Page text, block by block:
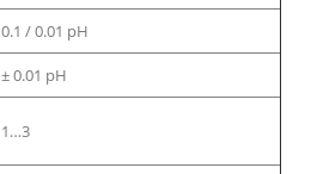
0.1 / 0.01 pH
± 0.01 pH
1…3